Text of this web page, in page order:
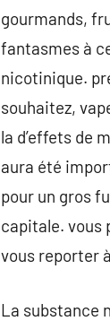
gourmands,
fantasmes à
nicotinique.
souhaitez,
la d’effets de
aura été
pour un gros
capitale. vous
vous reporter
La substance